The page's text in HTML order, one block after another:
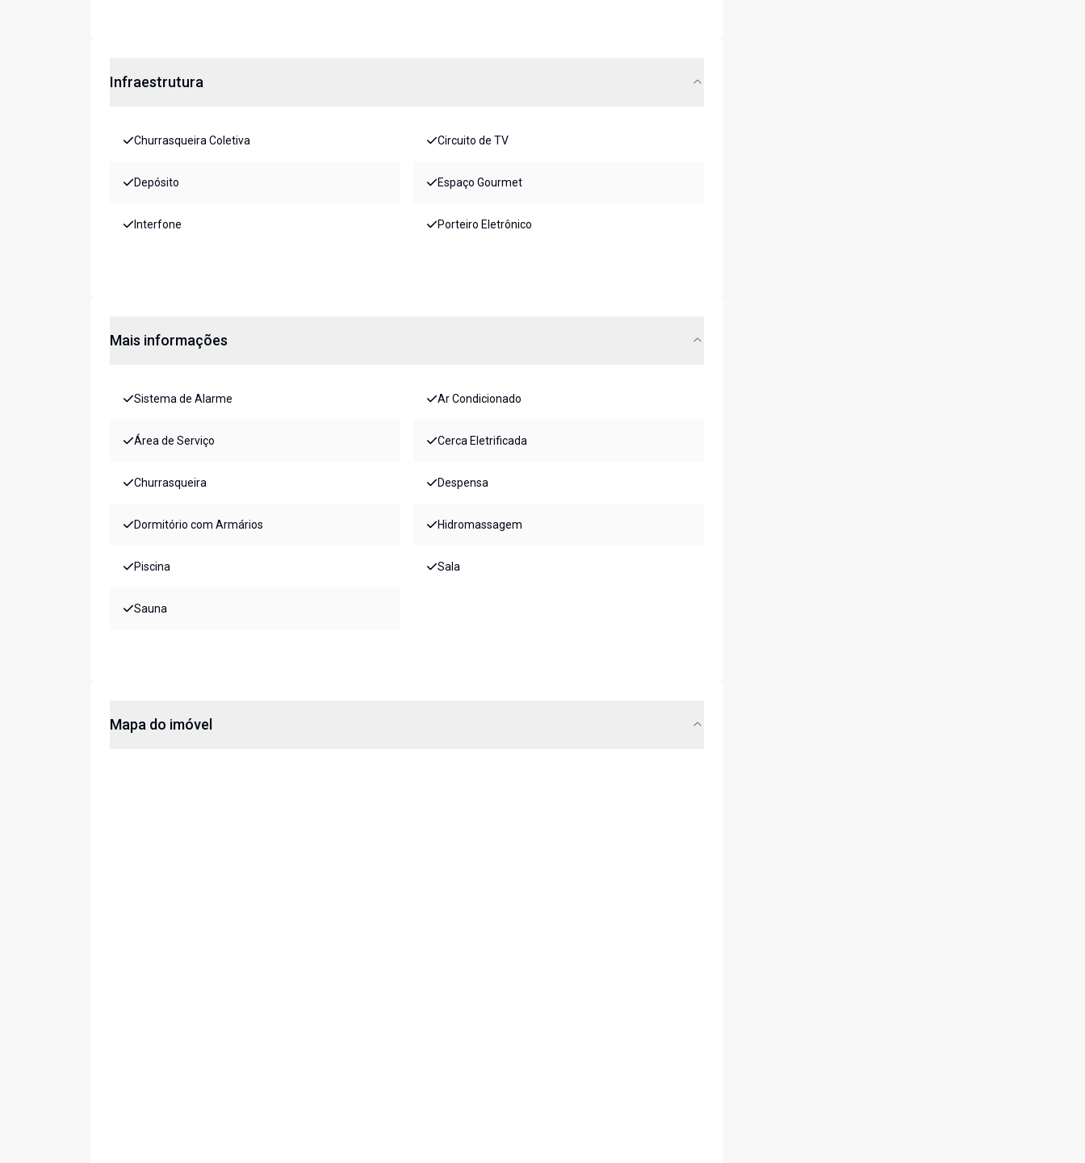
Infraestrutura
Churrasqueira Coletiva Circuito de TV
Depósito Espaço Gourmet
Interfone Porteiro Eletrônico
Mais informações
Sistema de Alarme Ar Condicionado
Área de Serviço Cerca Eletrificada
Churrasqueira Despensa
Dormitório com Armários Hidromassagem
Piscina Sala
Sauna
Mapa do imóvel